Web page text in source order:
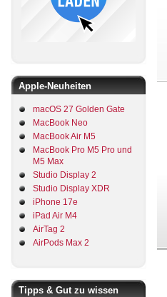
Apple-Neuheiten
macOS 27 Golden Gate
MacBook Neo
MacBook Air M5
MacBook Pro M5 Pro und
M5 Max
Studio Display 2
Studio Display XDR
iPhone 17e
iPad Air M4
AirTag 2
AirPods Max 2
Tipps & Gut zu wissen